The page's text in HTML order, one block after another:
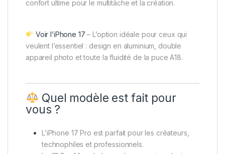
confort ultime pour le multitâche et la création.
Voir l’iPhone 17 – L’option idéale pour ceux qui
veulent l’essentiel : design en aluminium, double
appareil photo et toute la fluidité de la puce A18.
Quel modèle est fait pour
vous ?
L’iPhone 17 Pro est parfait pour les créateurs,
technophiles et professionnels.